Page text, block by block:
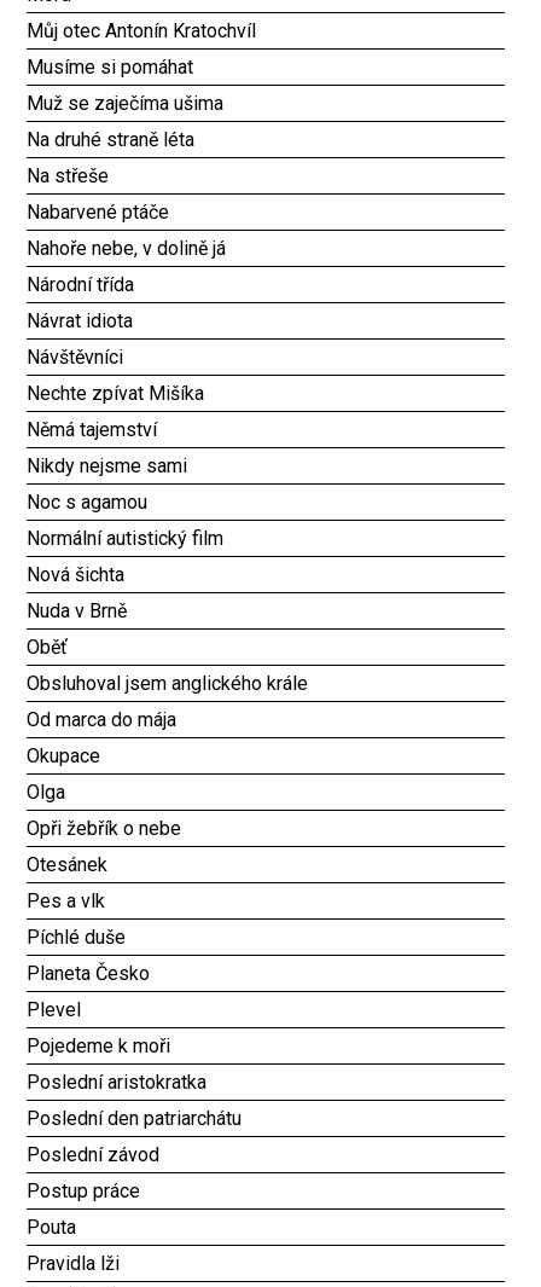
Můj otec Antonín Kratochvíl
Musíme si pomáhat
Muž se zaječíma ušima
Na druhé straně léta
Na střeše
Nabarvené ptáče
Nahoře nebe, v dolině já
Národní třída
Návrat idiota
Návštěvníci
Nechte zpívat Mišíka
Němá tajemství
Nikdy nejsme sami
Noc s agamou
Normální autistický film
Nová šichta
Nuda v Brně
Oběť
Obsluhoval jsem anglického krále
Od marca do mája
Okupace
Olga
Opři žebřík o nebe
Otesánek
Pes a vlk
Píchlé duše
Planeta Česko
Plevel
Pojedeme k moři
Poslední aristokratka
Poslední den patriarchátu
Poslední závod
Postup práce
Pouta
Pravidla lži